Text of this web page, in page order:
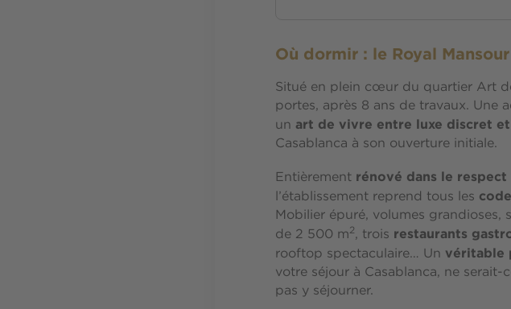
Où dormir : le Royal Mansour
Situé en plein cœur du quartier Art
portes, après 8 ans de travaux. Une
un art de vivre entre luxe discret
Casablanca à son ouverture initiale.
Entièrement rénové dans le
l’établissement reprend tous les
Mobilier épuré, volumes grandioses,
de 2 500 m2, trois restaurants
rooftop spectaculaire… Un véritable
votre séjour à Casablanca, ne
pas y séjourner.